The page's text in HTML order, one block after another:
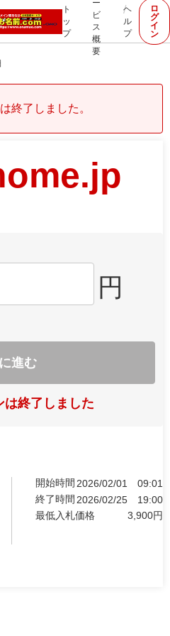
ト
ッ
プ
ー
ビ
ス
概
要
ヘ
ル
プ
ロ
グ
イ
ン
終了しました。
円
進む
は終了しました
開始時間 2026/02/01
09:01
終了時間 2026/02/25
19:00
最低入札価格
3,900円